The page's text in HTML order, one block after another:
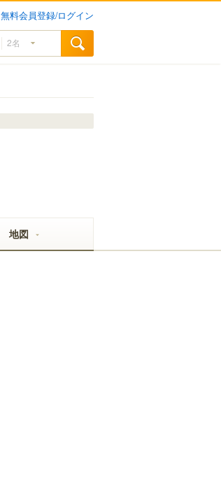
無料会員登録/ログイン
地図